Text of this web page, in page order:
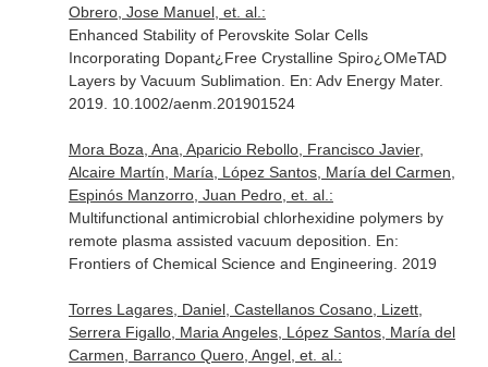
Obrero, Jose Manuel, et. al.:
Enhanced Stability of Perovskite Solar Cells
Incorporating Dopant¿Free Crystalline Spiro¿OMeTAD
Layers by Vacuum Sublimation. En: Adv Energy Mater.
2019. 10.1002/aenm.201901524
Mora Boza, Ana, Aparicio Rebollo, Francisco Javier,
Alcaire Martín, María, López Santos, María del Carmen,
Espinós Manzorro, Juan Pedro, et. al.:
Multifunctional antimicrobial chlorhexidine polymers by
remote plasma assisted vacuum deposition. En:
Frontiers of Chemical Science and Engineering . 2019
Torres Lagares, Daniel, Castellanos Cosano, Lizett,
Serrera Figallo, Maria Angeles, López Santos, María del
Carmen, Barranco Quero, Angel, et. al.: